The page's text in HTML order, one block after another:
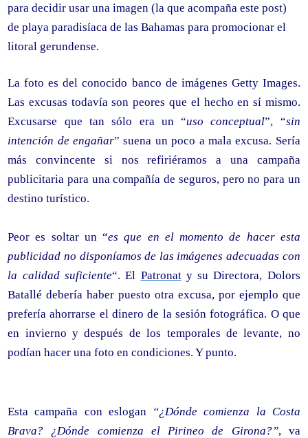
para decidir usar una imagen (la que acompaña este post)
de playa paradisíaca de las Bahamas para promocionar el
litoral gerundense.
La foto es del conocido banco de imágenes Getty Images.
Las excusas todavía son peores que el hecho en sí mismo.
Excusarse que tan sólo era un “uso conceptual”, “sin
intención de engañar” suena un poco a mala excusa. Sería
más convincente si nos refiriéramos a una campaña
publicitaria para una compañía de seguros, pero no para un
destino turístico.
Peor es soltar un “es que en el momento de hacer esta
publicidad no disponíamos de las imágenes adecuadas con
la calidad suficiente“. El Patronaty su Directora, Dolors
Batallé debería haber puesto otra excusa, por ejemplo que
prefería ahorrarse el dinero de la sesión fotográfica. O que
en invierno y después de los temporales de levante, no
podían hacer una foto en condiciones. Y punto.
Esta campaña con eslogan “¿Dónde comienza la Costa
Brava? ¿Dónde comienza el Pirineo de Girona?”, va